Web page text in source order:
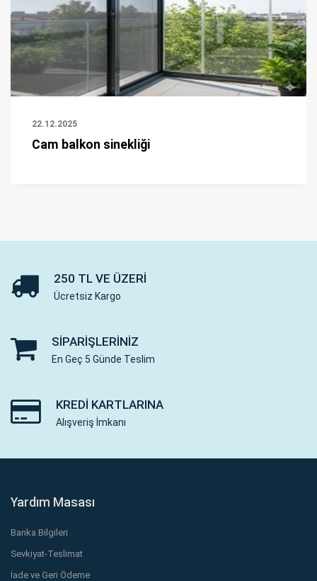
22.12.2025
Cam balkon sinekliği
250 TL VE ÜZERI
Ücretsiz Kargo
SIPARIŞLERINIZ
En Geç 5 Günde Teslim
KREDI KARTLARINA
Alışveriş İmkanı
Yardım Masası
Banka Bilgileri
Sevkiyat-Teslimat
İade ve Geri Ödeme